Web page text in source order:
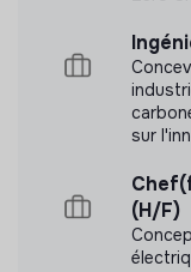
sur
(H/F)